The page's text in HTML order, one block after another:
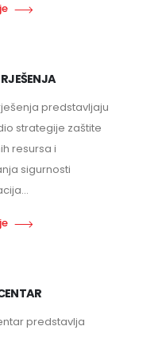
predstavljaju
strategije zaštite
resursa i
sigurnosti
predstavlja